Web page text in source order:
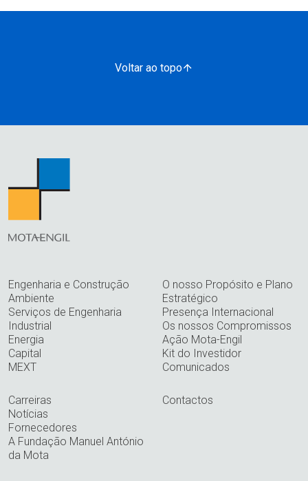
Voltar ao topo
Engenharia e Construção
Ambiente
Serviços de Engenharia
Industrial
Energia
Capital
MEXT
O nosso Propósito e Plano
Estratégico
Presença Internacional
Os nossos Compromissos
Ação Mota-Engil
Kit do Investidor
Comunicados
Carreiras
Notícias
Fornecedores
A Fundação Manuel António
da Mota
Contactos